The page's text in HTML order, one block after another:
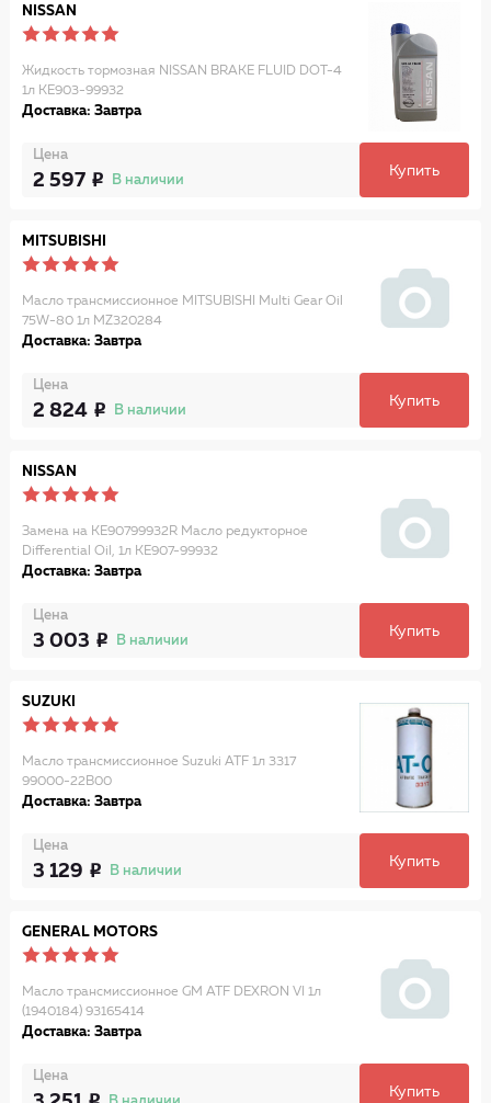
NISSAN
Жидкость тормозная NISSAN BRAKE FLUID DOT-4
1л KE903-99932
Доставка: Завтра
Цена
2 597 В наличии
Купить
MITSUBISHI
Масло трансмиссионное MITSUBISHI Multi Gear Oil
75W-80 1л MZ320284
Доставка: Завтра
Цена
2 824 В наличии
Купить
NISSAN
Замена на KE90799932R Масло редукторное
Differential Oil, 1л KE907-99932
Доставка: Завтра
Цена
3 003 В наличии
Купить
SUZUKI
Масло трансмиссионное Suzuki ATF 1л 3317
99000-22B00
Доставка: Завтра
Цена
3 129 В наличии
Купить
GENERAL MOTORS
Масло трансмиссионное GM ATF DEXRON VI 1л
(1940184) 93165414
Доставка: Завтра
Цена
Купить